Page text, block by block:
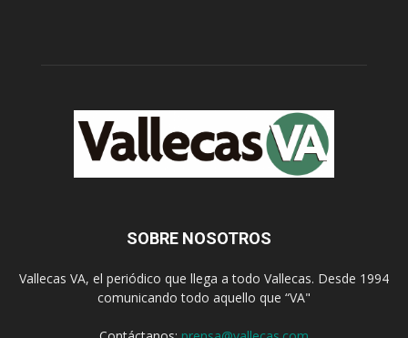
SOBRE NOSOTROS
Vallecas VA, el periódico que llega a todo Vallecas. Desde 1994
comunicando todo aquello que “VA"